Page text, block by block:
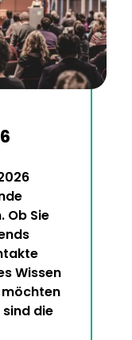
Ob Sie
Wissen
die